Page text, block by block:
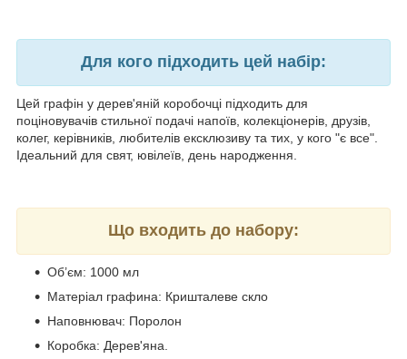
Для кого підходить цей набір:
Цей графін у дерев'яній коробочці підходить для
поціновувачів стильної подачі напоїв, колекціонерів, друзів,
колег, керівників, любителів ексклюзиву та тих, у кого "є все".
Ідеальний для свят, ювілеїв, день народження.
Що входить до набору:
Об’єм: 1000 мл
Матеріал графина: Кришталеве скло
Наповнювач: Поролон
Коробка: Дерев'яна.